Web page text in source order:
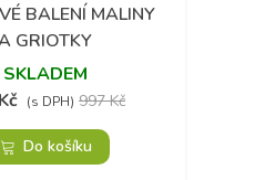
do oblíbených
BALENÍ MALINY
GRIOTKY
SKLADEM
(s DPH) 997 Kč
Do košíku